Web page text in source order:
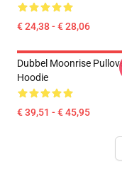
€ 24,38 - € 28,06
Dubbel Moonrise
Hoodie
€ 39,51 - € 45,95